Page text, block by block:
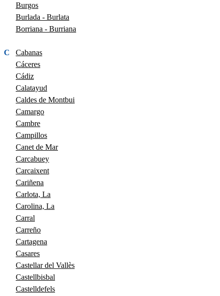
Burgos
Burlada - Burlata
Borriana - Burriana
C
Cabanas
Cáceres
Cádiz
Calatayud
Caldes de Montbui
Camargo
Cambre
Campillos
Canet de Mar
Carcabuey
Carcaixent
Cariñena
Carlota, La
Carolina, La
Carral
Carreño
Cartagena
Casares
Castellar del Vallès
Castellbisbal
Castelldefels